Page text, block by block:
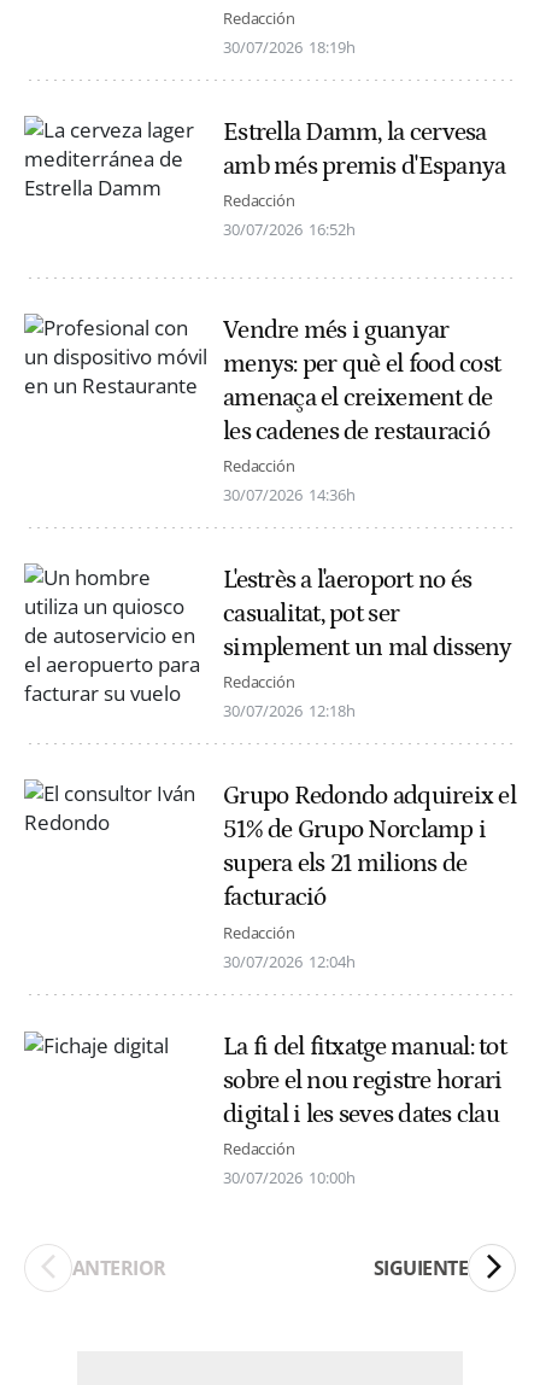
Redacción
30/07/2026 18:19h
Estrella Damm, la cervesa
amb més premis d'Espanya
Redacción
30/07/2026 16:52h
Vendre més i guanyar
menys: per què el food cost
amenaça el creixement de
les cadenes de restauració
Redacción
30/07/2026 14:36h
L'estrès a l'aeroport no és
casualitat, pot ser
simplement un mal disseny
Redacción
30/07/2026 12:18h
Grupo Redondo adquireix el
51% de Grupo Norclamp i
supera els 21 milions de
facturació
Redacción
30/07/2026 12:04h
La fi del fitxatge manual: tot
sobre el nou registre horari
digital i les seves dates clau
Redacción
30/07/2026 10:00h
ANTERIOR SIGUIENTE